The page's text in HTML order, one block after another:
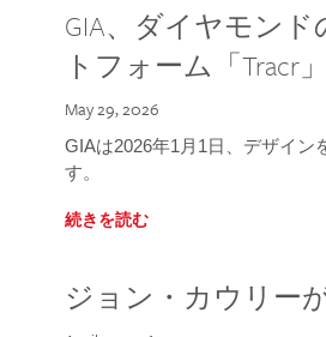
GIA、ダイヤモン
トフォーム「Tracr
May 29, 2026
GIAは2026年1月1日、デザイン
す。
続きを読む
ジョン・カウリー